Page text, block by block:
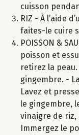
cuisson
RIZ - À l’aide
faites-le cuire
POISSON &
poisson et
retirez la
gingembre. -
Lavez et
le gingembre,
vinaigre de riz,
Immergez le